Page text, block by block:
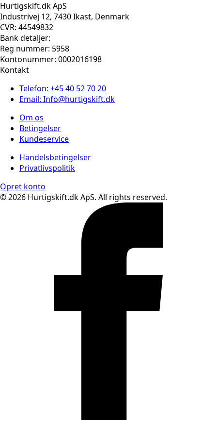
Hurtigskift.dk ApS
Industrivej 12, 7430 Ikast, Denmark
CVR: 44549832
Bank detaljer:
Reg nummer: 5958
Kontonummer: 0002016198
Kontakt
Telefon: +45 40 52 70 20
Email: Info@hurtigskift.dk
Om os
Betingelser
Kundeservice
Handelsbetingelser
Privatlivspolitik
Opret konto
© 2026 Hurtigskift.dk ApS. All rights reserved.